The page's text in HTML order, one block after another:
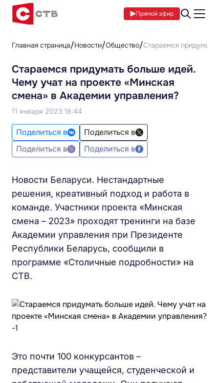
Прямой эфир
Главная страница Новости Общество Стараемся придумать
Стараемся придумать больше идей.
Чему учат на проекте «Минская
смена» в Академии управления?
11 января 2023 18:44
Поделиться в
Поделиться в
Поделиться в
Поделиться в
Новости Беларуси. Нестандартные
решения, креативный подход и работа в
команде. Участники проекта «Минская
смена – 2023» проходят тренинги на базе
Академии управления при Президенте
Республики Беларусь, сообщили в
программе «Столичные подробности» на
СТВ.
Это почти 100 конкурсантов –
представители учащейся, студенческой и